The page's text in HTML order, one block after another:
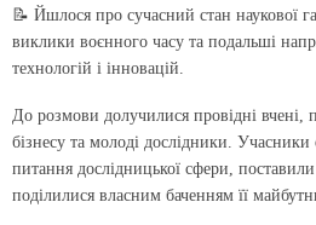
📝 Йшлося про сучасний стан наукової
виклики воєнного часу та подальші
технологій і інновацій.
До розмови долучилися провідні вчені,
бізнесу та молоді дослідники. Учасники
питання дослідницької сфери,
поділилися власним баченням її